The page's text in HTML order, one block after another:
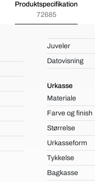
Produktspecifikation
72685
Juveler
Datovisning
Urkasse
Materiale
Farve og finish
Størrelse
Urkasseform
Tykkelse
Bagkasse